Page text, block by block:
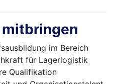
mitbringen
im Bereich
für Lagerlogistik
Qualifikation